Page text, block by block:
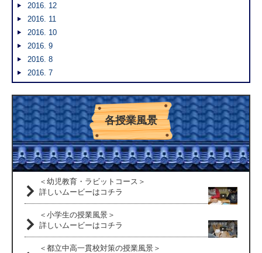
2016. 12
2016. 11
2016. 10
2016. 9
2016. 8
2016. 7
各授業風景
＜幼児教育・ラビットコース＞
詳しいムービーはコチラ
＜小学生の授業風景＞
詳しいムービーはコチラ
＜都立中高一貫校対策の授業風景＞